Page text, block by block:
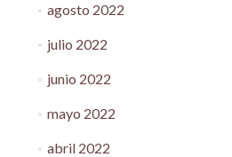
agosto 2022
julio 2022
junio 2022
mayo 2022
abril 2022